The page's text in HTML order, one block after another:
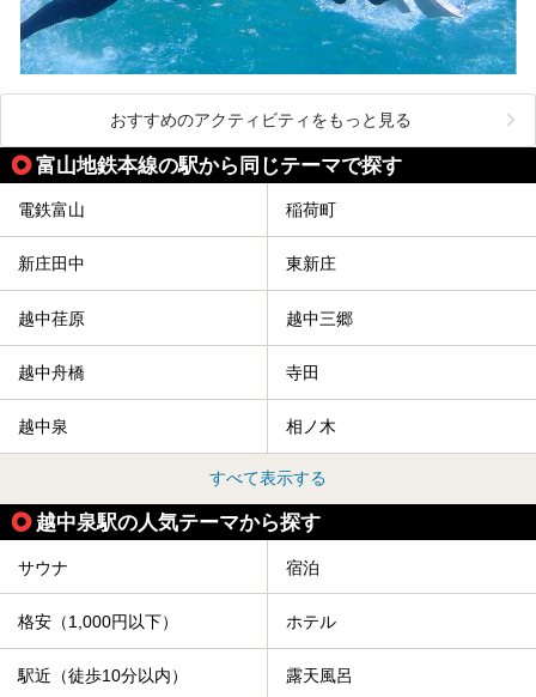
おすすめのアクティビティをもっと見る
富山地鉄本線の駅から同じテーマで探す
電鉄富山 稲荷町
新庄田中 東新庄
越中荏原 越中三郷
越中舟橋 寺田
越中泉 相ノ木
すべて表示する
越中泉駅の人気テーマから探す
サウナ 宿泊
格安（1,000円以下） ホテル
駅近（徒歩10分以内） 露天風呂